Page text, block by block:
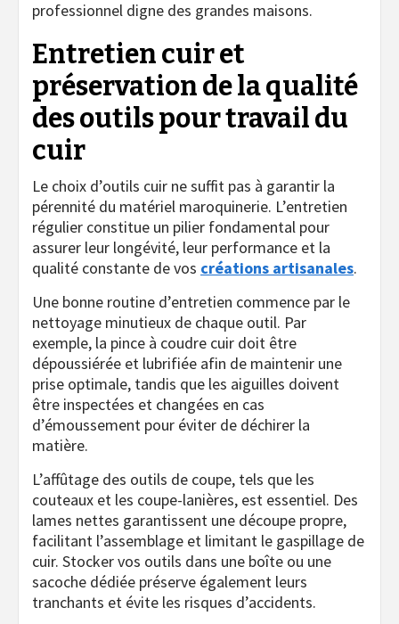
professionnel digne des grandes maisons.
Entretien cuir et
préservation de la qualité
des outils pour travail du
cuir
Le choix d’outils cuir ne suffit pas à garantir la
pérennité du matériel maroquinerie. L’entretien
régulier constitue un pilier fondamental pour
assurer leur longévité, leur performance et la
qualité constante de vos créations artisanales.
Une bonne routine d’entretien commence par le
nettoyage minutieux de chaque outil. Par
exemple, la pince à coudre cuir doit être
dépoussiérée et lubrifiée afin de maintenir une
prise optimale, tandis que les aiguilles doivent
être inspectées et changées en cas
d’émoussement pour éviter de déchirer la
matière.
L’affûtage des outils de coupe, tels que les
couteaux et les coupe-lanières, est essentiel. Des
lames nettes garantissent une découpe propre,
facilitant l’assemblage et limitant le gaspillage de
cuir. Stocker vos outils dans une boîte ou une
sacoche dédiée préserve également leurs
tranchants et évite les risques d’accidents.